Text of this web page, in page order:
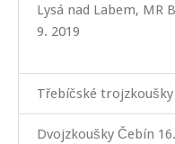
Lysá nad Labem, MR
9. 2019
Třebíčské trojzkoušky
Dvojzkoušky Čebín